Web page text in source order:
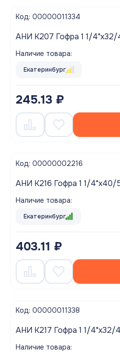
Код: 00000011334
АНИ K207 Гофра 1 1/
Наличие товара:
Екатеринбург
245.13 ₽
Код: 00000002216
АНИ K216 Гофра 1 1/4"х40/
Наличие товара:
Екатеринбург
403.11 ₽
Код: 00000011338
АНИ K217 Гофра 1 1/4"х32/
Наличие товара: